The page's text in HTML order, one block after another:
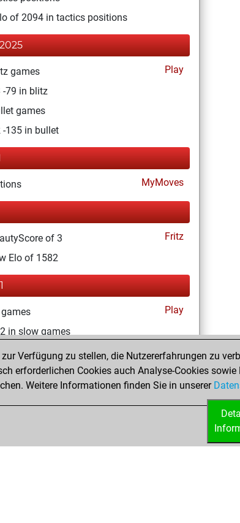
of 2094 in tactics positions
games
Play
-79 in blitz
games
-135 in bullet
MyMoves
of 3
Fritz
Elo of 1582
Play
in slow games
account Fritz
Verfügung zu stellen, die Nutzererfahrungen zu
erforderlichen Cookies auch Analyse-Cookies
Weitere Informationen finden Sie in unserer